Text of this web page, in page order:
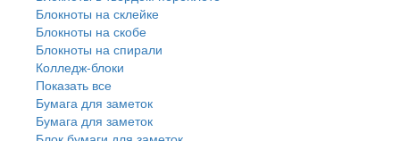
Блокноты на склейке
Блокноты на скобе
Блокноты на спирали
Колледж-блоки
Показать все
Бумага для заметок
Бумага для заметок